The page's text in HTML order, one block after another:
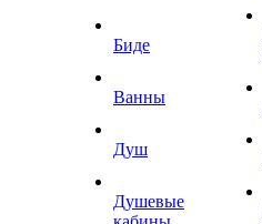
Биде
Ванны
Душ
Душевые